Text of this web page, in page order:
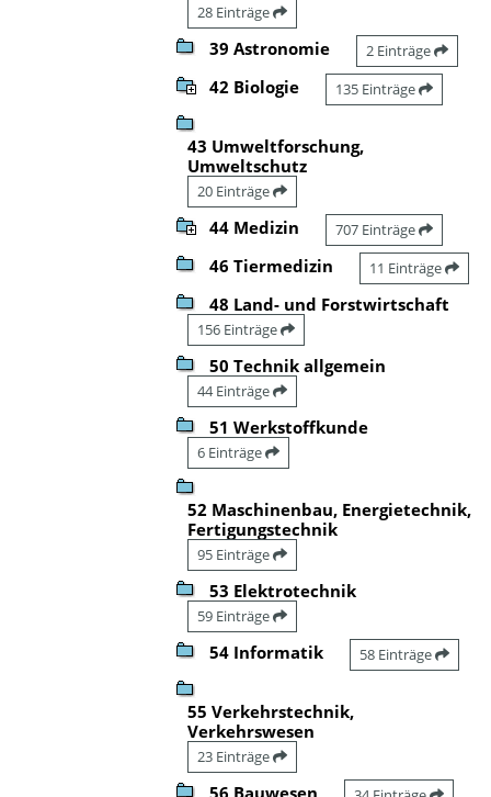
28 Einträge
39 Astronomie 2 Einträge
42 Biologie 135 Einträge
43 Umweltforschung,
Umweltschutz
20 Einträge
44 Medizin 707 Einträge
46 Tiermedizin 11 Einträge
48 Land- und Forstwirtschaft
156 Einträge
50 Technik allgemein
44 Einträge
51 Werkstoffkunde
6 Einträge
52 Maschinenbau, Energietechnik,
Fertigungstechnik
95 Einträge
53 Elektrotechnik
59 Einträge
54 Informatik 58 Einträge
55 Verkehrstechnik,
Verkehrswesen
23 Einträge
56 Bauwesen